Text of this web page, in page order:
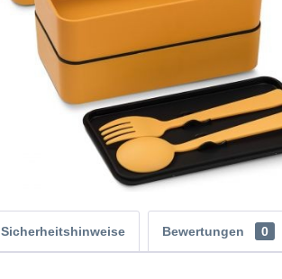
Sicherheitshinweise Bewertungen 0